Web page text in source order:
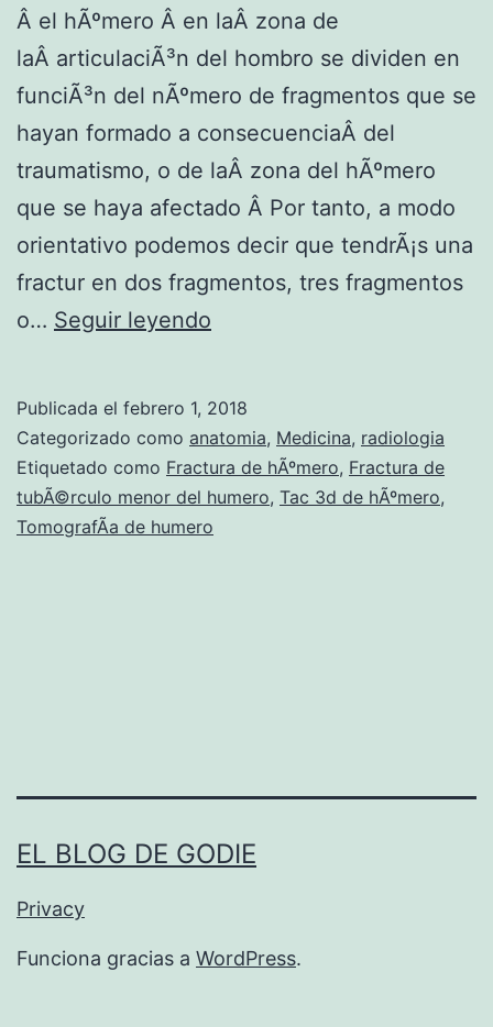
Â el hÃºmero Â en laÂ zona de
laÂ articulaciÃ³n del hombro se dividen en
funciÃ³n del nÃºmero de fragmentos que se
hayan formado a consecuenciaÂ del
traumatismo, o de laÂ zona del hÃºmero
que se haya afectado Â Por tanto, a modo
orientativo podemos decir que tendrÃ¡s una
fractur en dos fragmentos, tres fragmentos
o… Seguir leyendo
o
c
l
Ã
e
F
c
Publicada el febrero 1, 2018
Categorizado como anatomia, Medicina, radiologia
Etiquetado como Fractura de hÃºmero, Fractura de
tubÃ©rculo menor del humero, Tac 3d de hÃºmero,
TomografÃ­a de humero
EL BLOG DE GODIE
Privacy
Funciona gracias a WordPress.